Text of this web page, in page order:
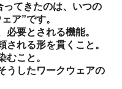
てきたのは、いつの
ア”です。
必要とされる機能。
れる形を貫くこと。
むこと。
うしたワークウェアの